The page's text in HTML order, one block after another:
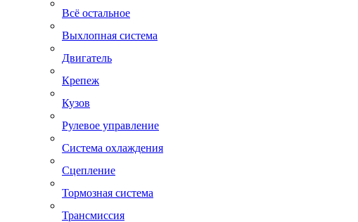
Всё остальное
Выхлопная система
Двигатель
Крепеж
Кузов
Рулевое управление
Система охлаждения
Сцепление
Тормозная система
Трансмиссия